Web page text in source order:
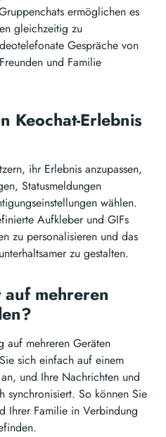
ermöglichen es
gleichzeitig zu
Gespräche von
und Familie
Keochat-Erlebnis
ihr Erlebnis anzupassen,
Statusmeldungen
wählen.
Aufkleber und GIFs
zu personalisieren und das
zu gestalten.
mehreren
auf mehreren Geräten
sich einfach auf einem
und Ihre Nachrichten und
synchronisiert. So können Sie
Ihrer Familie in Verbindung